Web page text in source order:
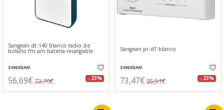
Sangean dt-140 blanco radio de
bolsillo fm am batería recargable
SANGEAN
56,69€ 73,70€ - 23%
Sangean pr-d7 blanco
SANGEAN
73,47€ 95,51€ - 23%